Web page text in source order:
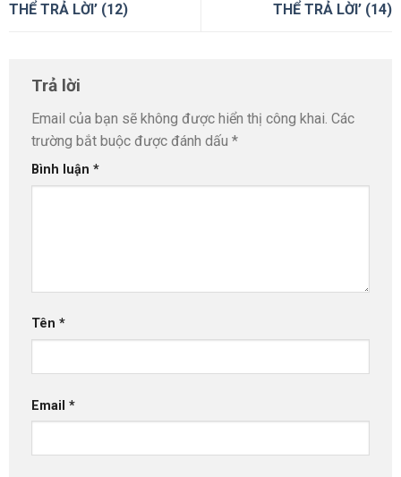
THỂ TRẢ LỜI’ (12)
THỂ TRẢ LỜI’ (14)
Trả lời
Email của bạn sẽ không được hiển thị công khai. Các
trường bắt buộc được đánh dấu *
Bình luận *
Tên *
Email *